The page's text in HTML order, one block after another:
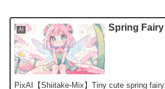
AI Spring Fairy
PixAI【Shiitake-Mix】Tiny cute spring